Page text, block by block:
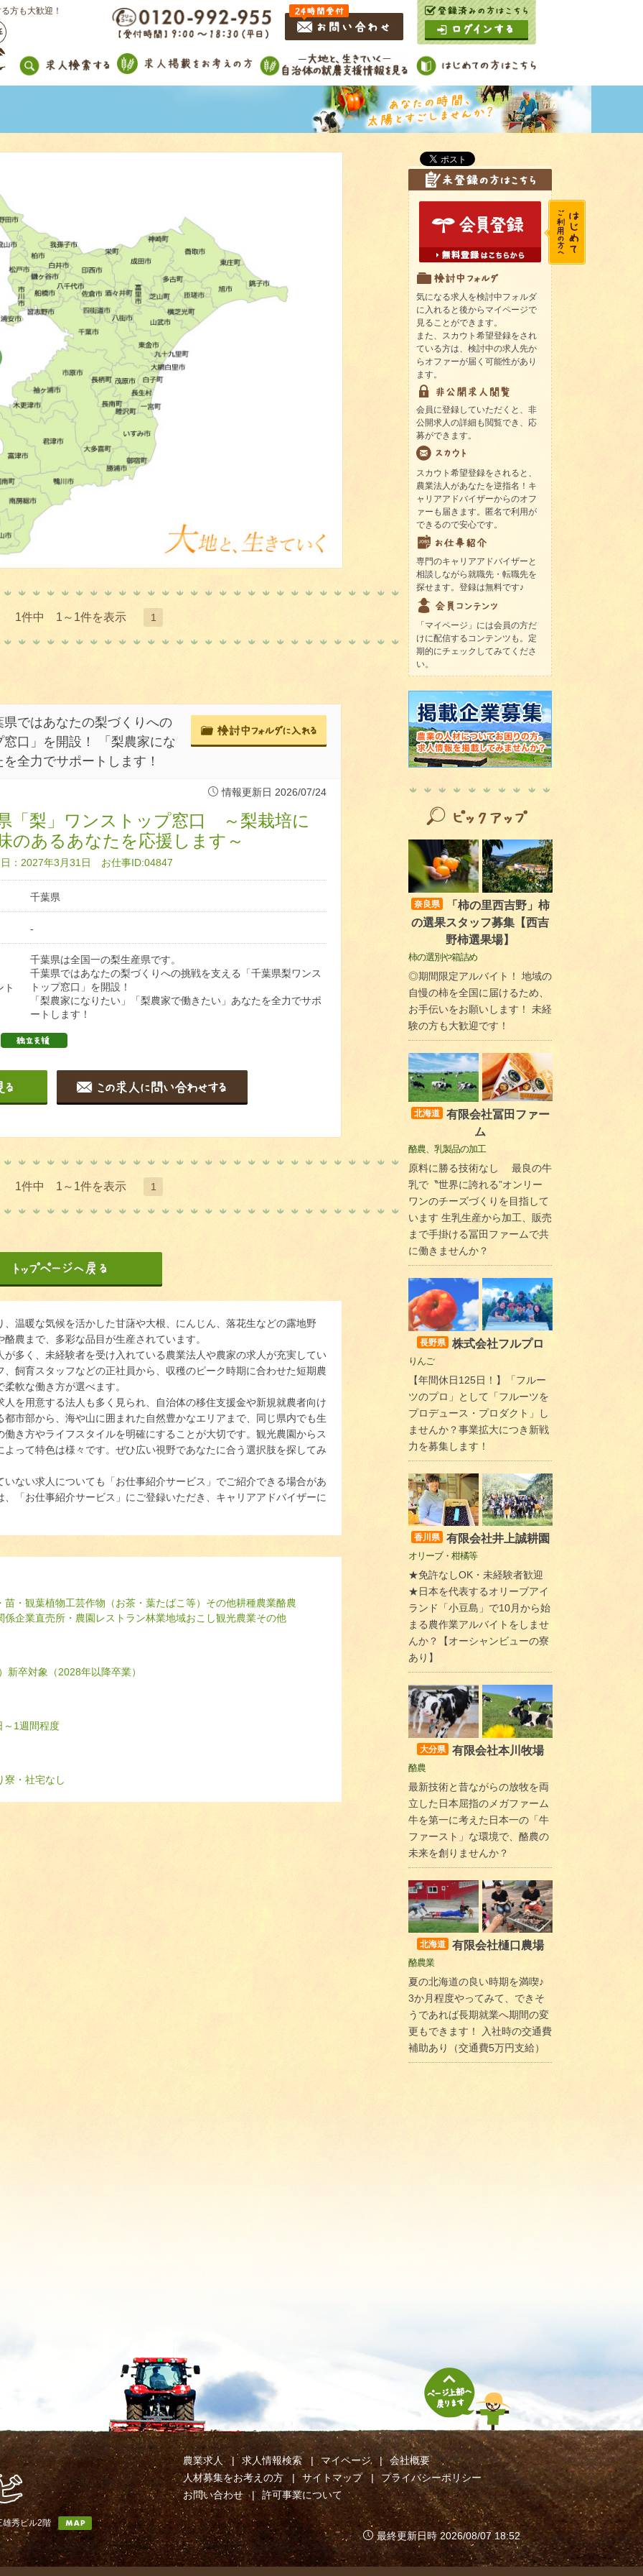
方も大歓迎！
1件中 1～1件を表示 1
ではあなたの梨づくりへの
口」を開設！ 「梨農家にな
全力でサポートします！
情報更新日 2026/07/24
「梨」ワンストップ窓口 ～梨栽培に
のあるあなたを応援します～
：2027年3月31日 お仕事ID:04847
千葉県
-
ト
千葉県は全国一の梨生産県です。
千葉県ではあなたの梨づくりへの挑戦を支える「千葉県梨ワンス
トップ窓口」を開設！
「梨農家になりたい」「梨農家で働きたい」あなたを全力でサポ
ートします！
1件中 1～1件を表示 1
温暖な気候を活かした甘藷や大根、にんじん、落花生などの露地野
農まで、多彩な品目が生産されています。
多く、未経験者を受け入れている農業法人や農家の求人が充実してい
飼育スタッフなどの正社員から、収穫のピーク時期に合わせた短期農
軟な働き方が選べます。
を用意する法人も多く見られ、自治体の移住支援金や新規就農者向け
市部から、海や山に囲まれた自然豊かなエリアまで、同じ県内でも生
き方やライフスタイルを明確にすることが大切です。観光農園からス
って特色は様々です。ぜひ広い視野であなたに合う選択肢を探してみ
ない求人についても「お仕事紹介サービス」でご紹介できる場合があ
「お仕事紹介サービス」にご登録いただき、キャリアアドバイザーに
苗・観葉植物工芸作物（お茶・葉たばこ等） その他耕種農業酪農
係企業直売所・農園レストラン林業地域おこし観光農業その他
新卒対象（2028年以降卒業）
～1週間程度
寮・社宅なし
気になる求人を検討中フォルダ
に入れると後からマイページで
見ることができます。
また、スカウト希望登録をされ
ている方は、検討中の求人先か
らオファーが届く可能性があり
ます。
会員に登録していただくと、非
公開求人の詳細も閲覧でき、応
募ができます。
スカウト希望登録をされると、
農業法人があなたを逆指名！キ
ャリアアドバイザーからのオフ
ァーも届きます。匿名で利用が
できるので安心です。
専門のキャリアアドバイザーと
相談しながら就職先・転職先を
探せます。登録は無料です♪
「マイページ」には会員の方だ
けに配信するコンテンツも。定
期的にチェックしてみてくださ
い。
奈良県
「柿の里西吉野」柿
の選果スタッフ募集【西吉
野柿選果場】
柿の選別や箱詰め
◎期間限定アルバイト！ 地域の
自慢の柿を全国に届けるため、
お手伝いをお願いします！ 未経
験の方も大歓迎です！
北海道
有限会社冨田ファー
ム
酪農、乳製品の加工
原料に勝る技術なし 最良の牛
乳で〝世界に誇れる”オンリー
ワンのチーズづくりを目指して
います 生乳生産から加工、販売
まで手掛ける冨田ファームで共
に働きませんか？
長野県 株式会社フルプロ
りんご
【年間休日125日！】「フルー
ツのプロ」として「フルーツを
プロデュース・プロダクト」し
ませんか？事業拡大につき新戦
力を募集します！
香川県 有限会社井上誠耕園
オリーブ・柑橘等
★免許なしOK・未経験者歓迎
★日本を代表するオリーブアイ
ランド「小豆島」で10月から始
まる農作業アルバイトをしませ
んか？【オーシャンビューの寮
あり】
大分県 有限会社本川牧場
酪農
最新技術と昔ながらの放牧を両
立した日本屈指のメガファーム
牛を第一に考えた日本一の「牛
ファースト」な環境で、酪農の
未来を創りませんか？
北海道 有限会社樋口農場
酪農業
夏の北海道の良い時期を満喫♪
3か月程度やってみて、できそ
うであれば長期就業へ期間の変
更もできます！ 入社時の交通費
補助あり（交通費5万円支給）
秀ビル2階
農業求人 求人情報検索 マイページ
会社概要
人材募集をお考えの方
サイトマップ
プライバシーポリシー
お問い合わせ
許可事業について
最終更新日時 2026/08/07 18:52